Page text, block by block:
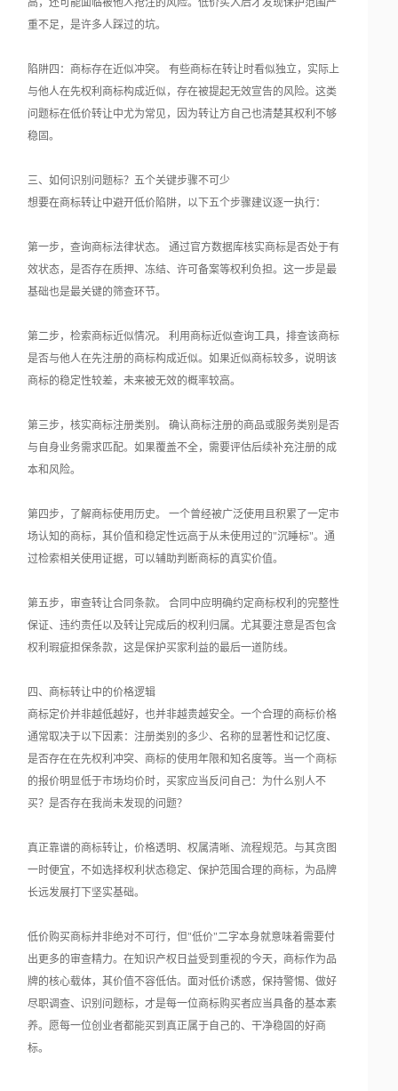
高，还可能面临被他人抢注的风险。低价买入后才发现保护范围严
重不足，是许多人踩过的坑。
陷阱四：商标存在近似冲突。 有些商标在转让时看似独立，实际上
与他人在先权利商标构成近似，存在被提起无效宣告的风险。这类
问题标在低价转让中尤为常见，因为转让方自己也清楚其权利不够
稳固。
三、如何识别问题标？五个关键步骤不可少
想要在商标转让中避开低价陷阱，以下五个步骤建议逐一执行：
第一步，查询商标法律状态。 通过官方数据库核实商标是否处于有
效状态，是否存在质押、冻结、许可备案等权利负担。这一步是最
基础也是最关键的筛查环节。
第二步，检索商标近似情况。 利用商标近似查询工具，排查该商标
是否与他人在先注册的商标构成近似。如果近似商标较多，说明该
商标的稳定性较差，未来被无效的概率较高。
第三步，核实商标注册类别。 确认商标注册的商品或服务类别是否
与自身业务需求匹配。如果覆盖不全，需要评估后续补充注册的成
本和风险。
第四步，了解商标使用历史。 一个曾经被广泛使用且积累了一定市
场认知的商标，其价值和稳定性远高于从未使用过的"沉睡标"。通
过检索相关使用证据，可以辅助判断商标的真实价值。
第五步，审查转让合同条款。 合同中应明确约定商标权利的完整性
保证、违约责任以及转让完成后的权利归属。尤其要注意是否包含
权利瑕疵担保条款，这是保护买家利益的最后一道防线。
四、商标转让中的价格逻辑
商标定价并非越低越好，也并非越贵越安全。一个合理的商标价格
通常取决于以下因素：注册类别的多少、名称的显著性和记忆度、
是否存在在先权利冲突、商标的使用年限和知名度等。当一个商标
的报价明显低于市场均价时，买家应当反问自己：为什么别人不
买？是否存在我尚未发现的问题？
真正靠谱的商标转让，价格透明、权属清晰、流程规范。与其贪图
一时便宜，不如选择权利状态稳定、保护范围合理的商标，为品牌
长远发展打下坚实基础。
低价购买商标并非绝对不可行，但"低价"二字本身就意味着需要付
出更多的审查精力。在知识产权日益受到重视的今天，商标作为品
牌的核心载体，其价值不容低估。面对低价诱惑，保持警惕、做好
尽职调查、识别问题标，才是每一位商标购买者应当具备的基本素
养。愿每一位创业者都能买到真正属于自己的、干净稳固的好商
标。